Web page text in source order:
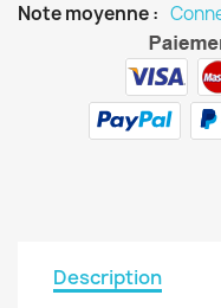
Note moyenne :
Description